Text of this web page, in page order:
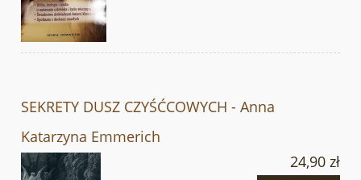
SEKRETY DUSZ CZYŚĆCOWYCH - Anna
Katarzyna Emmerich
24,90 zł